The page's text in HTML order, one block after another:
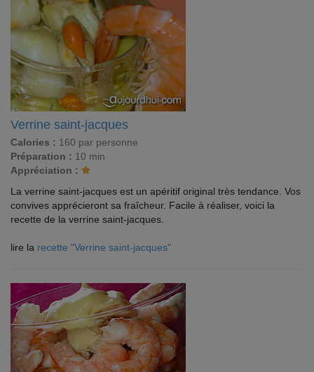
Verrine saint-jacques
Calories : 160 par personne
Préparation : 10 min
Appréciation :
La verrine saint-jacques est un apéritif original très tendance. Vos
convives apprécieront sa fraîcheur. Facile à réaliser, voici la
recette de la verrine saint-jacques.
lire la recette "Verrine saint-jacques"